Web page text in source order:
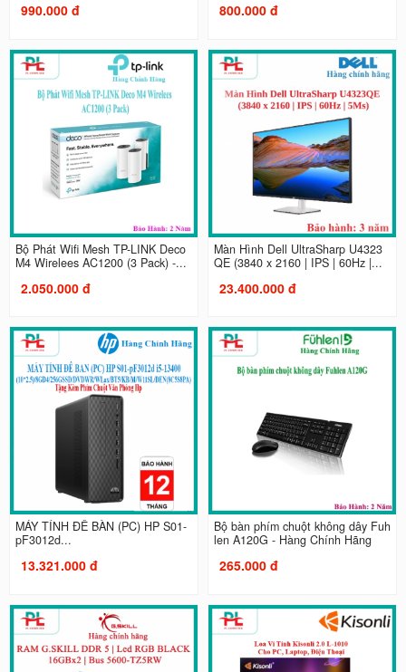
990.000 đ 800.000 đ
Bộ Phát Wifi Mesh TP-LINK Deco
M4 Wirelees AC1200 (3 Pack) -...
2.050.000 đ
Màn Hình Dell UltraSharp U4323
QE (3840 x 2160 | IPS | 60Hz |...
23.400.000 đ
MÁY TÍNH ĐỂ BÀN (PC) HP S01-
pF3012d...
13.321.000 đ
Bộ bàn phím chuột không dây Fuh
len A120G - Hàng Chính Hãng
265.000 đ